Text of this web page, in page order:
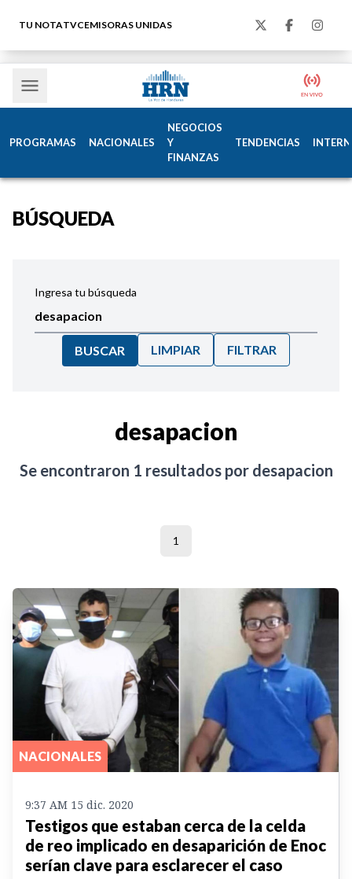
TU NOTATVCEMISORAS UNIDAS
PROGRAMAS NACIONALES
NEGOCIOS
Y
FINANZAS
TENDENCIAS
BÚSQUEDA
Ingresa tu búsqueda
BUSCAR LIMPIAR FILTRAR
desapacion
Se encontraron 1 resultados por desapacion
1
NACIONALES
9:37 AM 15 dic. 2020
Testigos que estaban cerca de la celda
de reo implicado en desaparición de Enoc
serían clave para esclarecer el caso